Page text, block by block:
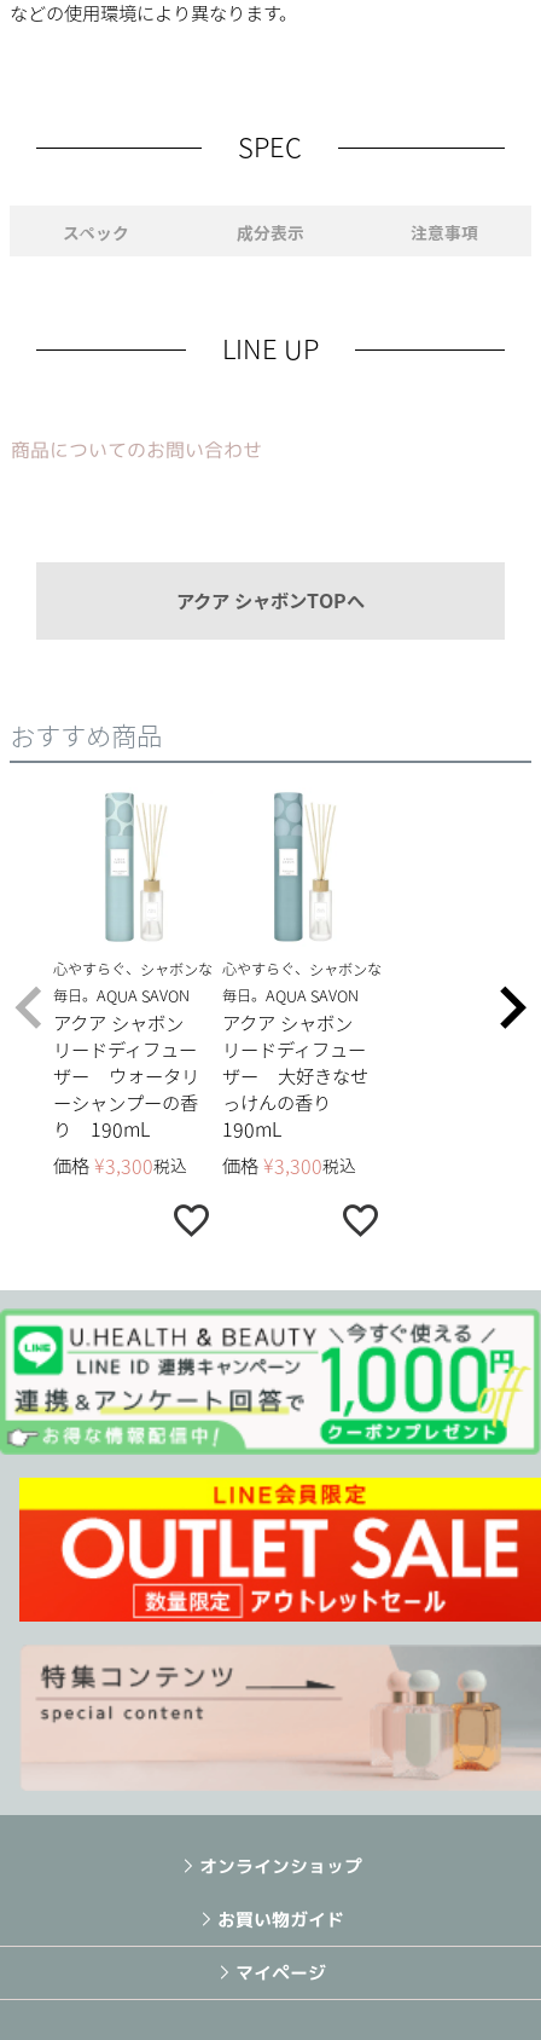
などの使用環境により異なります。
SPEC
スペック 成分表示 注意事項
LINE UP
商品についてのお問い合わせ
アクア シャボンTOPへ
おすすめ商品
心やすらぐ、シャボンな
毎日。AQUA SAVON
アクア シャボン
リードディフュー
ザー ウォータリ
ーシャンプーの香
り 190mL
価格 ¥3,300税込
心やすらぐ、シャボンな
毎日。AQUA SAVON
アクア シャボン
リードディフュー
ザー 大好きなせ
っけんの香り
190mL
価格 ¥3,300税込
オンラインショップ
お買い物ガイド
マイページ